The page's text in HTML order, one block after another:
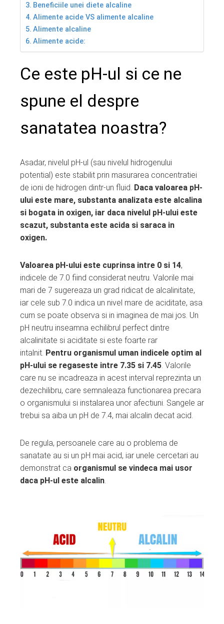
Beneficiile unei diete alcaline
Alimente acide VS alimente alcaline
Alimente alcaline
Alimente acide:
Ce este pH-ul si ce ne
spune el despre
sanatatea noastra?
Asadar, nivelul pH-ul (sau nivelul hidrogenului
potential) este stabilit prin masurarea concentratiei
de ioni de hidrogen dintr-un fluid. Daca valoarea pH-
ului este mare, substanta analizata este alcalina
si bogata in oxigen, iar daca nivelul pH-ului este
scazut, substanta este acida si saraca in
oxigen.
Valoarea pH-ului este cuprinsa intre 0 si 14,
indicele de 7.0 fiind considerat neutru. Valorile mai
mari de 7 sugereaza un grad ridicat de alcalinitate,
iar cele sub 7.0 indica un nivel mare de aciditate, asa
cum se poate observa si in imaginea de mai jos. Un
pH neutru inseamna echilibrul perfect dintre
alcalinitate si aciditate si este foarte rar
intalnit. Pentru organismul uman indicele optim al
pH-ului se regaseste intre 7.35 si 7.45. Valorile
care nu se incadreaza in acest interval reprezinta un
dezechilibru, care semnaleaza functionarea precara
o organismului si instalarea unor afectiuni. Sangele ar
trebui sa aiba un pH de 7.4, mai alcalin decat acid.
De regula, persoanele care au o problema de
sanatate au si un pH mai acid, iar unele cercetari au
demonstrat ca organismul se vindeca mai usor
daca pH-ul este alcalin.